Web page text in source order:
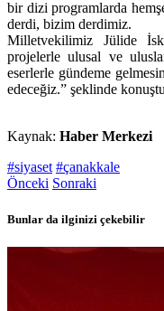
bir dizi programlarda
derdi, bizim derdimiz.
Milletvekilimiz Jülide
projelerle ulusal ve
eserlerle gündeme
edeceğiz.” şeklinde
Kaynak: Haber Merkezi
#siyaset #çanakkale
Önceki Sonraki
Bunlar da ilginizi çekebilir